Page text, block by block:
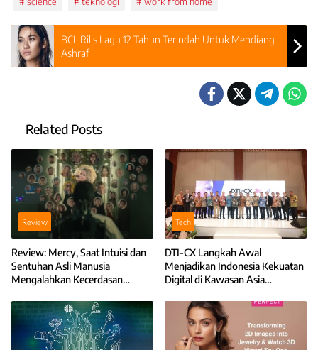
BCL Rilis Lagu 12 Tahun Terindah Untuk Mendiang
Ashraf
Related Posts
Review
Review: Mercy, Saat Intuisi dan
Sentuhan Asli Manusia
Mengalahkan Kecerdasan
Tech
DTI-CX Langkah Awal
Menjadikan Indonesia Kekuatan
Digital di Kawasan Asia